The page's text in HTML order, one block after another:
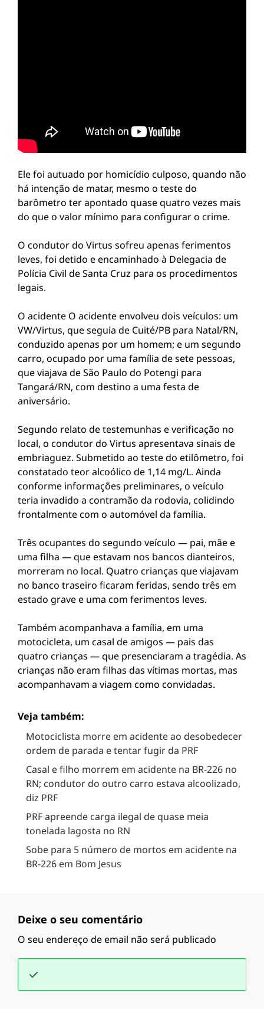
Ele foi autuado por homicídio culposo, quando não
há intenção de matar, mesmo o teste do
barômetro ter apontado quase quatro vezes mais
do que o valor mínimo para configurar o crime.
O condutor do Virtus sofreu apenas ferimentos
leves, foi detido e encaminhado à Delegacia de
Polícia Civil de Santa Cruz para os procedimentos
legais.
O acidente O acidente envolveu dois veículos: um
VW/Virtus, que seguia de Cuité/PB para Natal/RN,
conduzido apenas por um homem; e um segundo
carro, ocupado por uma família de sete pessoas,
que viajava de São Paulo do Potengi para
Tangará/RN, com destino a uma festa de
aniversário.
Segundo relato de testemunhas e verificação no
local, o condutor do Virtus apresentava sinais de
embriaguez. Submetido ao teste do etilômetro, foi
constatado teor alcoólico de 1,14 mg/L. Ainda
conforme informações preliminares, o veículo
teria invadido a contramão da rodovia, colidindo
frontalmente com o automóvel da família.
Três ocupantes do segundo veículo — pai, mãe e
uma filha — que estavam nos bancos dianteiros,
morreram no local. Quatro crianças que viajavam
no banco traseiro ficaram feridas, sendo três em
estado grave e uma com ferimentos leves.
Também acompanhava a família, em uma
motocicleta, um casal de amigos — pais das
quatro crianças — que presenciaram a tragédia. As
crianças não eram filhas das vítimas mortas, mas
acompanhavam a viagem como convidadas.
Veja também:
Motociclista morre em acidente ao desobedecer
ordem de parada e tentar fugir da PRF
Casal e filho morrem em acidente na BR-226 no
RN; condutor do outro carro estava alcoolizado,
diz PRF
PRF apreende carga ilegal de quase meia
tonelada lagosta no RN
Sobe para 5 número de mortos em acidente na
BR-226 em Bom Jesus
Deixe o seu comentário
O seu endereço de email não será publicado